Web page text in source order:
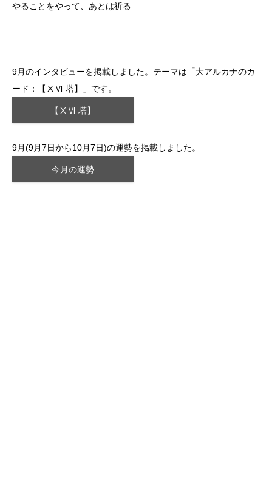
やることをやって、あとは祈る
9月のインタビューを掲載しました。テーマは「大アルカナのカ
ード：【ⅩⅥ 塔】」です。
【ⅩⅥ 塔】
9月(9月7日から10月7日)の運勢を掲載しました。
今月の運勢